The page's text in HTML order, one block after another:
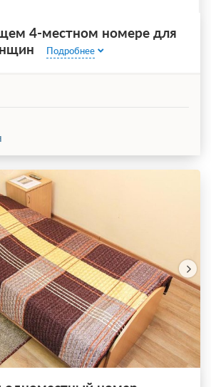
4-местном номере для
Подробнее